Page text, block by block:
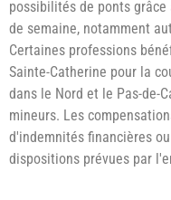
possibilités de ponts
de semaine, notamment
Certaines professions
Sainte-Catherine pour la
dans le Nord et le Pas-de-
mineurs. Les
d'indemnités financières
dispositions prévues par